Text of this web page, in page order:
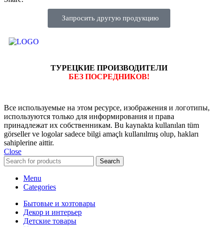
Запросить другую продукцию
ТУРЕЦКИЕ ПРОИЗВОДИТЕЛИ
БЕЗ ПОСРЕДНИКОВ!
Все используемые на этом ресурсе, изображения и логотипы,
используются только для информирования и права
принадлежат их собственникам. Bu kaynakta kullanılan tüm
görseller ve logolar sadece bilgi amaçlı kullanılmış olup, hakları
sahiplerine aittir.
Close
Search
Menu
Categories
Бытовые и хозтовары
Декор и интерьер
Детские товары